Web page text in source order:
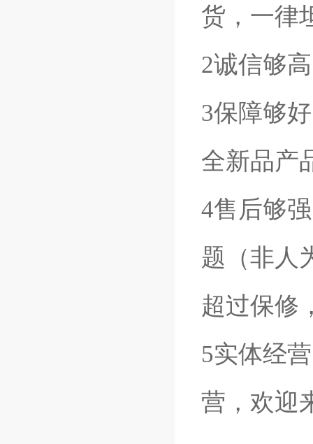
货，一律
2诚信够
3保障够
全新品产
4售后够
题（非人
超过保修
5实体经
营，欢迎